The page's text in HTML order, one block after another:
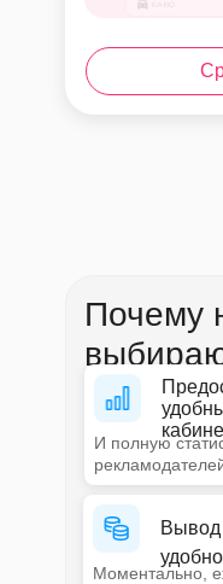
Почему
И полную
Вывод
удобно
Моментально,